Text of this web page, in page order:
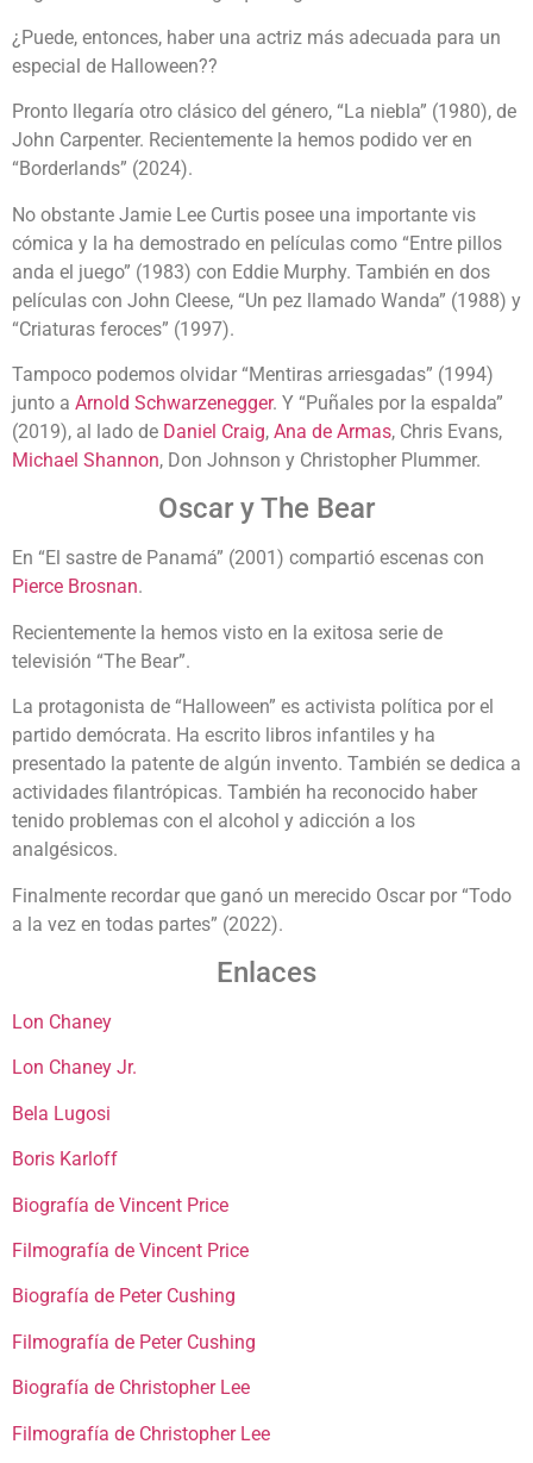
¿Puede, entonces, haber una actriz más adecuada para un
especial de Halloween??
Pronto llegaría otro clásico del género, “La niebla” (1980), de
John Carpenter. Recientemente la hemos podido ver en
“Borderlands” (2024).
No obstante Jamie Lee Curtis posee una importante vis
cómica y la ha demostrado en películas como “Entre pillos
anda el juego” (1983) con Eddie Murphy. También en dos
películas con John Cleese, “Un pez llamado Wanda” (1988) y
“Criaturas feroces” (1997).
Tampoco podemos olvidar “Mentiras arriesgadas” (1994)
junto a Arnold Schwarzenegger. Y “Puñales por la espalda”
(2019), al lado de Daniel Craig, Ana de Armas, Chris Evans,
Michael Shannon, Don Johnson y Christopher Plummer.
Oscar y The Bear
En “El sastre de Panamá” (2001) compartió escenas con
Pierce Brosnan.
Recientemente la hemos visto en la exitosa serie de
televisión “The Bear”.
La protagonista de “Halloween” es activista política por el
partido demócrata. Ha escrito libros infantiles y ha
presentado la patente de algún invento. También se dedica a
actividades filantrópicas. También ha reconocido haber
tenido problemas con el alcohol y adicción a los
analgésicos.
Finalmente recordar que ganó un merecido Oscar por “Todo
a la vez en todas partes” (2022).
Enlaces
Lon Chaney
Lon Chaney Jr.
Bela Lugosi
Boris Karloff
Biografía de Vincent Price
Filmografía de Vincent Price
Biografía de Peter Cushing
Filmografía de Peter Cushing
Biografía de Christopher Lee
Filmografía de Christopher Lee